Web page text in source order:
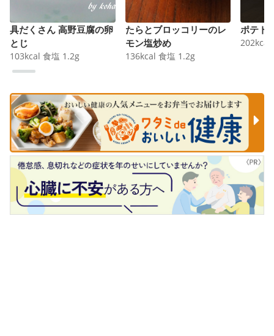
具だくさん 高野豆腐の卵
とじ
103kcal 食塩 1.2g
たらとブロッコリーのレ
モン塩炒め
136kcal 食塩 1.2g
ポテト
202kcal